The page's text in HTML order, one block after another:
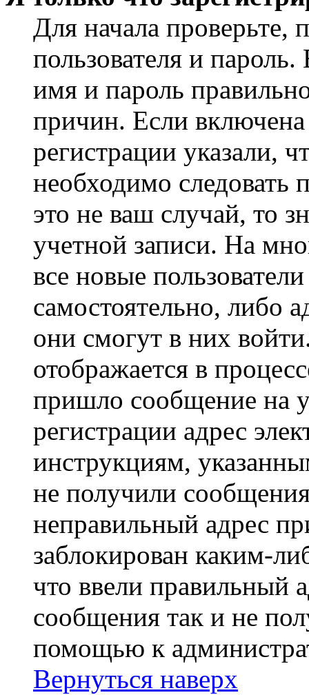
Для начала проверьте,
пользователя и
имя и пароль
причин. Если
регистрации указали,
необходимо
это не ваш случай, то
учетной записи. На
все новые
самостоятельно, либо
они смогут в них
отображается в
пришло сообщение на
регистрации адрес
инструкциям,
не получили
неправильный адрес
заблокирован каким-
что ввели правильный
сообщения так и не
помощью к
Вернуться наверх